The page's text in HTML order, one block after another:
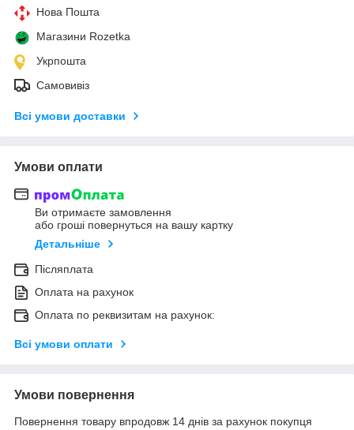
Нова Пошта
Магазини Rozetka
Укрпошта
Самовивіз
Всі умови доставки
Умови оплати
Ви отримаєте замовлення
або гроші повернуться на вашу картку
Детальніше
Післяплата
Оплата на рахунок
Оплата по реквизитам на рахунок:
Всі умови оплати
Умови повернення
Повернення товару впродовж 14 днів за рахунок покупця